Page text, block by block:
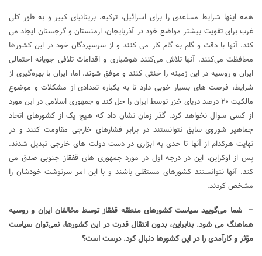
همه اینها شرایط مساعدی را برای اسرائیل، ترکیه، بریتانیای کبیر و به طور کلی
غرب برای تقویت بیشتر مواضع خود در آذربایجان، ارمنستان و گرجستان ایجاد می
کند. آنها با دقت و گام به گام کار می کنند و از سرسپردگان خود در این کشورها
محافظت می‌کنند. آنها تلاش می‌کنند هوشیاری و اقدامات تلافی جویانه احتمالی
ایران و روسیه در این زمینه را خنثی کنند و موفق شوند. اما، ایران با بهره‌گیری از
شرایط، فرصت های بسیار خوبی دارد تا به یکباره تعدادی از مشکلات و موضوع
مالکیت ۲۰ درصد دریای خزر توسط ایران را حل کند و جمهوری اسلامی در این مورد
از کسی سوال نخواهد کرد. گذر زمان نشان داد که هیچ یک از کشورهای اتحاد
جماهیر شوروی سابق نتوانستند در برابر فشارهای خارجی مقاومت کنند و در
نهایت هرکدام از آنها تا حدی به ابزاری در دست دولت های خارجی تبدیل شدند.
پس از اوکراین، این در درجه اول در مورد جمهوری های قفقاز جنوبی صدق می
کند. آنها نتوانستند کشورهای مستقلی باشند و با این امر سرنوشت خودشان را
مشخص کردند.
– شما می‌گویید سیاست کشورهای منطقه قفقاز توسط مخالفان ایران و روسیه
هماهنگ می شود. بنابراین، بدون انتقال قدرت در این کشورها، نمی‌توان سیاست
مؤثر و کارآمدی را در این کشورها دنبال کرد. درست است؟